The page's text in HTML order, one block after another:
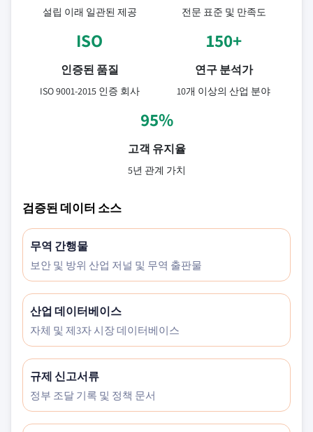
설립 이래 일관된 제공 전문 표준 및 만족도
ISO
인증된 품질
ISO 9001-2015 인증 회사
150+
연구 분석가
10개 이상의 산업 분야
95%
고객 유지율
5년 관계 가치
검증된 데이터 소스
무역 간행물
보안 및 방위 산업 저널 및 무역 출판물
산업 데이터베이스
자체 및 제3자 시장 데이터베이스
규제 신고서류
정부 조달 기록 및 정책 문서